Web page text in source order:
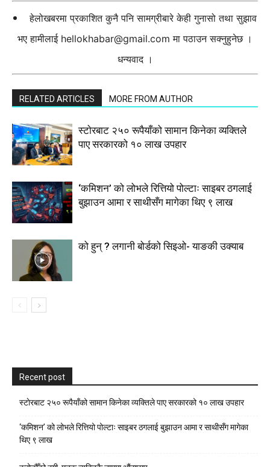
हेलोखबरमा प्रकाशित कुनै पनि सामग्रीबारे केही गुनासो तथा सुझाव
भए हामीलाई hellokhabar@gmail.com मा पठाउन सक्नुहुनेछ ।
धन्यवाद ।
RELATED ARTICLES MORE FROM AUTHOR
स्टाेरबाट २५० रूपैयाँको सामान किनेका व्यक्तिले
पाए सरकारको १० लाख उपहार
‘कमिशन’ को लोभले रित्तियो पोल्टाः साइबर ठगलाई
बुझाउन आमा र साथीसँग मागेका थिए ९ लाख
को हुन् ? लगानी बोर्डको सिइओ- याङकी उक्याब
Recent post
स्टाेरबाट २५० रूपैयाँको सामान किनेका व्यक्तिले पाए सरकारको १० लाख उपहार
‘कमिशन’ को लोभले रित्तियो पोल्टाः साइबर ठगलाई बुझाउन आमा र साथीसँग मागेका
थिए ९ लाख